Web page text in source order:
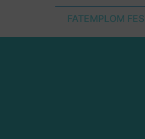
FATEMPLOM